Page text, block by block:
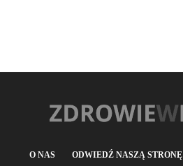
O NAS ODWIEDŹ NASZĄ STRONĘ